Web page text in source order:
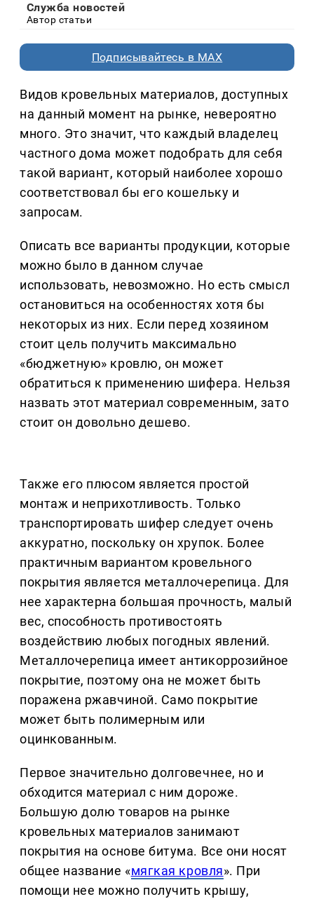
Служба новостей
Автор статьи
Подписывайтесь в MAX
Видов кровельных материалов, доступных
на данный момент на рынке, невероятно
много. Это значит, что каждый владелец
частного дома может подобрать для себя
такой вариант, который наиболее хорошо
соответствовал бы его кошельку и
запросам.
Описать все варианты продукции, которые
можно было в данном случае
использовать, невозможно. Но есть смысл
остановиться на особенностях хотя бы
некоторых из них. Если перед хозяином
стоит цель получить максимально
«бюджетную» кровлю, он может
обратиться к применению шифера. Нельзя
назвать этот материал современным, зато
стоит он довольно дешево.
Также его плюсом является простой
монтаж и неприхотливость. Только
транспортировать шифер следует очень
аккуратно, поскольку он хрупок. Более
практичным вариантом кровельного
покрытия является металлочерепица. Для
нее характерна большая прочность, малый
вес, способность противостоять
воздействию любых погодных явлений.
Металлочерепица имеет антикоррозийное
покрытие, поэтому она не может быть
поражена ржавчиной. Само покрытие
может быть полимерным или
оцинкованным.
Первое значительно долговечнее, но и
обходится материал с ним дороже.
Большую долю товаров на рынке
кровельных материалов занимают
покрытия на основе битума. Все они носят
общее название «мягкая кровля». При
помощи нее можно получить крышу,